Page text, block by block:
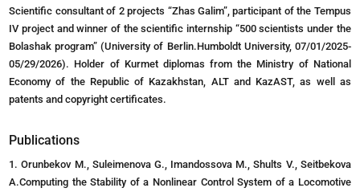
Scientific consultant of 2 projects “Zhas Galim”, participant of the Tempus
IV project and winner of the scientific internship “500 scientists under the
Bolashak program” (University of Berlin.Humboldt University, 07/01/2025-
05/29/2026). Holder of Kurmet diplomas from the Ministry of National
Economy of the Republic of Kazakhstan, ALT and KazAST, as well as
patents and copyright certificates.
Publications
1. Orunbekov M., Suleimenova G., Imandossova M., Shults V., Seitbekova
A.Computing the Stability of a Nonlinear Control System of a Locomotive